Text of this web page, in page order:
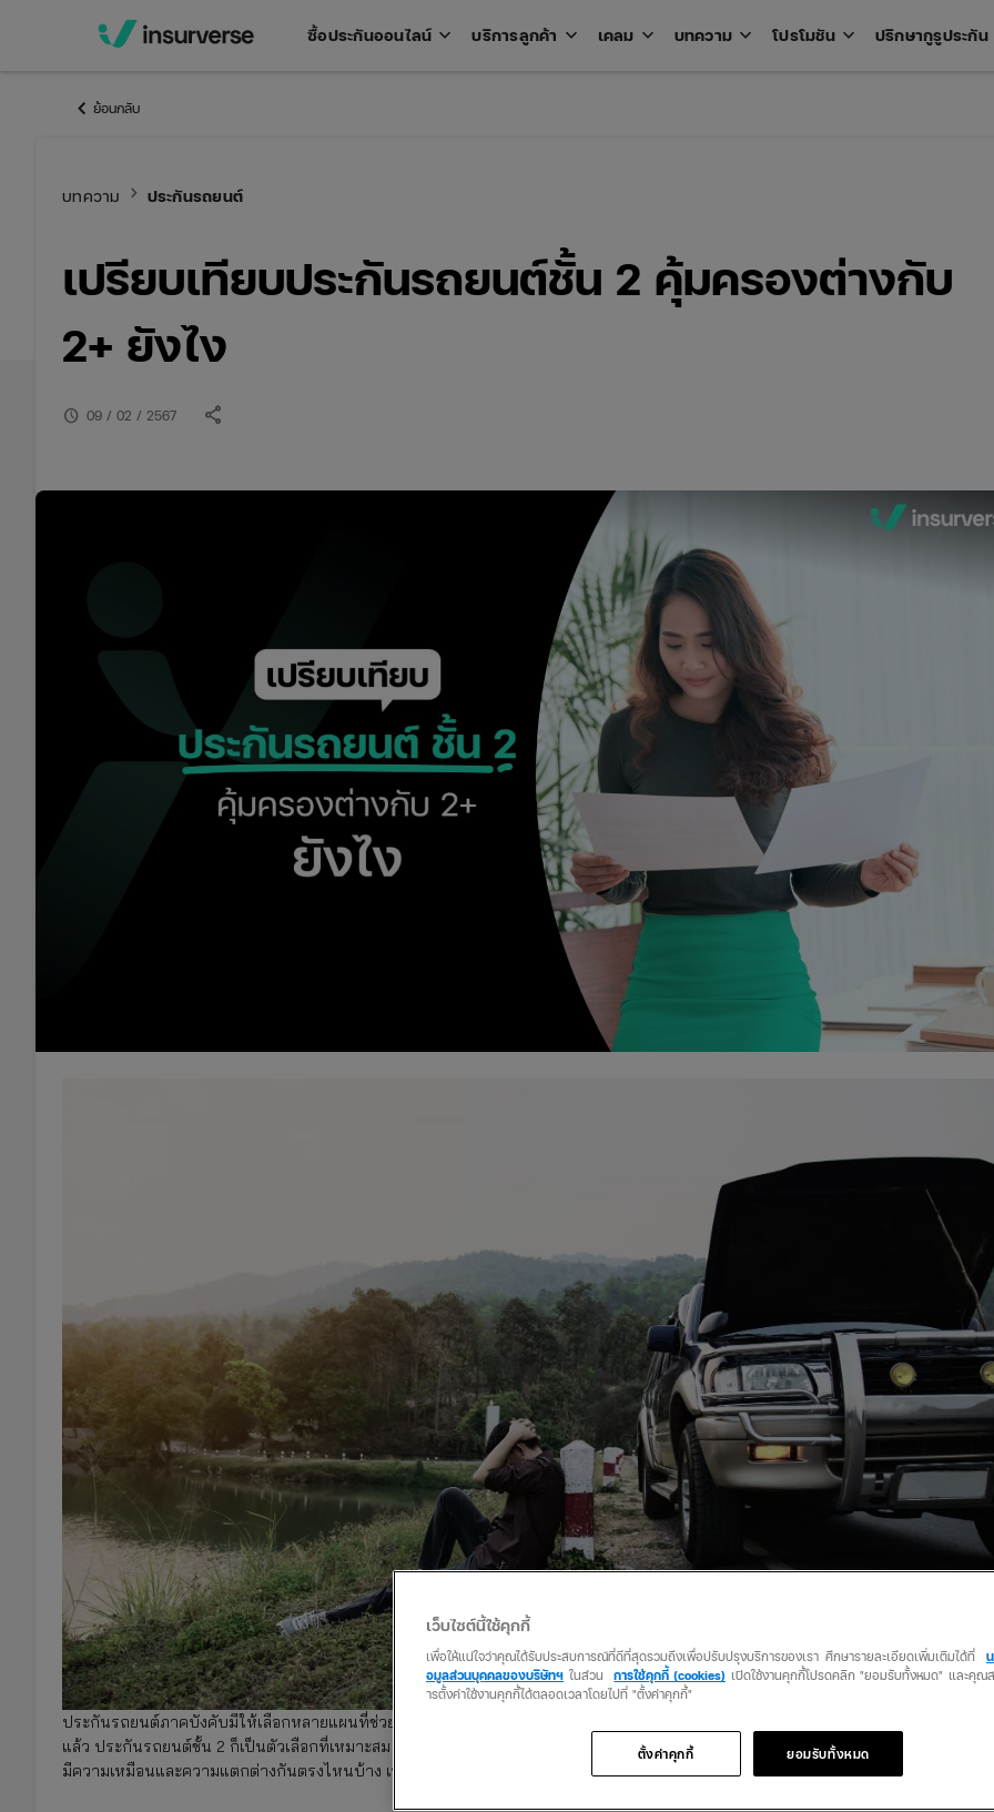
ซื้อประกันออนไลน์ keyboard_arrow_down Open
บริการลูกค้า keyboard_arrow_down Open
เคลม keyboard_arrow_down Open
บทความ keyboard_arrow_down Open
โปรโมชัน keyboard_arrow_down Open
ปรึกษากูรูประกัน
keyboard_arrow_left ย้อนกลับ
บทความ keyboard_arrow_right ประกันรถยนต์
เปรียบเทียบประกันรถยนต์ชั้น 2 คุ้มครองต่างกับ
2+ ยังไง
schedule 09 / 02 / 2567 share
ประกันรถยนต์ภาคบังคับมีให้เลือกหลายแผนที่ช่วยคุ้มครองความเสียหายของรถยนต์และบุคคลเมื่อเกิดอุบัติเหตุ สำหรับรถยนต์ที่มีอายุหลายปี
แล้ว ประกันรถยนต์ชั้น 2 ก็เป็นตัวเลือกที่เหมาะสม รวมถึง
ที่ได้รับความนิยมด้วย เราจะมาดูกันว่าประกันชั้น 2 และชั้น 2+ ว่
มีความเหมือนและความแตกต่างกันตรงไหนบ้าง เพื่อเลือกซื้อประกันรถยนต์ได้ตรงกับที่ต้องการ
เว็บไซต์นี้ใช้คุกกี้
เพื่อให้แน่ใจว่าคุณได้รับประสบการณ์ที่ดีที่สุดรวมถึงเพื่อปรับปรุงบริการของเรา ศึกษารายละเอียดเพิ่มเติมได้ที่
อมูลส่วนบุคคลของบริษัทฯ ในส่วน การใช้คุกกี้ (cookies) เปิดใช้งานคุกกี้โปรดคลิก "ยอมรับทั้งหมด" และคุณ
ารตั้งค่าใช้งานคุกกี้ได้ตลอดเวลาโดยไปที่ "ตั้งค่าคุกกี้"
ยอมรับทั้งหมด
ตั้งค่าคุกกี้